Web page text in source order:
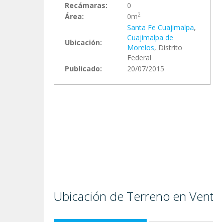
Recámaras:
0
Área:
0m2
Ubicación:
Santa Fe Cuajimalpa,
Cuajimalpa de
Morelos, Distrito
Federal
Publicado:
20/07/2015
Ubicación de Terreno en